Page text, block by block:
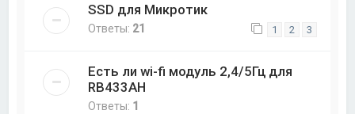
SSD для Микротик
Ответы: 21 1 2 3
Есть ли wi-fi модуль 2,4/5Гц для
RB433AH
Ответы: 1